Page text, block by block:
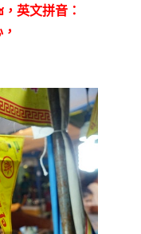
英文拼音：